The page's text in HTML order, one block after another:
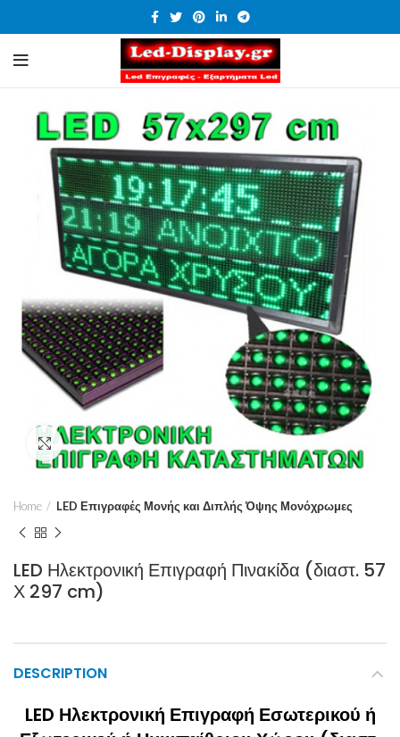
Click to enlarge
Home LED Επιγραφές Μονής και Διπλής Όψης Μονόχρωμες
LED Ηλεκτρονική Επιγραφή Πινακίδα (διαστ. 57
Χ 297 cm)
DESCRIPTION
LED Ηλεκτρονική Επιγραφή Εσωτερικού ή